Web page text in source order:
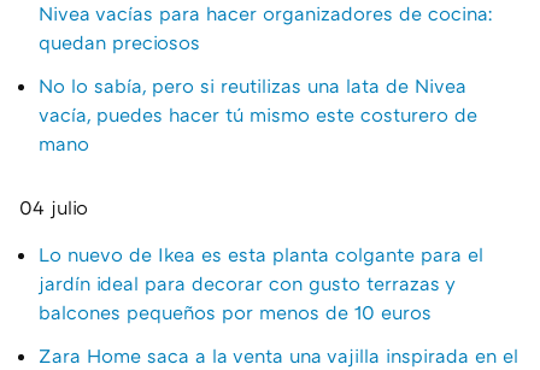
Nivea vacías para hacer organizadores de cocina:
quedan preciosos
No lo sabía, pero si reutilizas una lata de Nivea
vacía, puedes hacer tú mismo este costurero de
mano
04 julio
Lo nuevo de Ikea es esta planta colgante para el
jardín ideal para decorar con gusto terrazas y
balcones pequeños por menos de 10 euros
Zara Home saca a la venta una vajilla inspirada en el